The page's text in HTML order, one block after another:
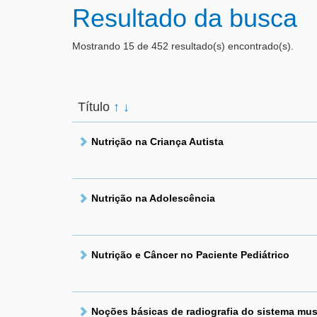
Resultado da busca
Mostrando 15 de 452 resultado(s) encontrado(s).
Título ↑ ↓
Nutrição na Criança Autista
Nutrição na Adolescência
Nutrição e Câncer no Paciente Pediátrico
Noções básicas de radiografia do sistema